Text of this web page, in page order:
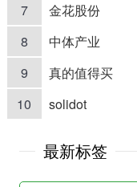
7
金花股份
8
中体产业
9
真的值得买
10
solidot
最新标签